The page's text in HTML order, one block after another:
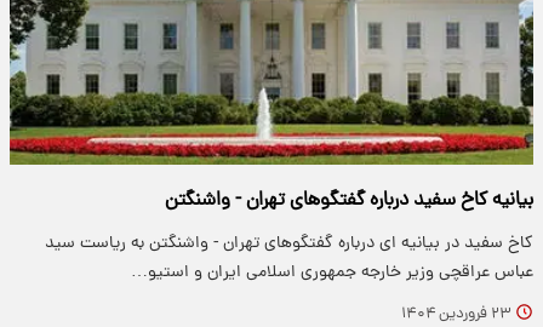
بیانیه کاخ سفید درباره گفتگوهای تهران - واشنگتن
کاخ سفید در بیانیه ای درباره گفتگوهای تهران - واشنگتن به ریاست سید
عباس عراقچی وزیر خارجه جمهوری اسلامی ایران و استیو…
۲۳ فروردین ۱۴۰۴